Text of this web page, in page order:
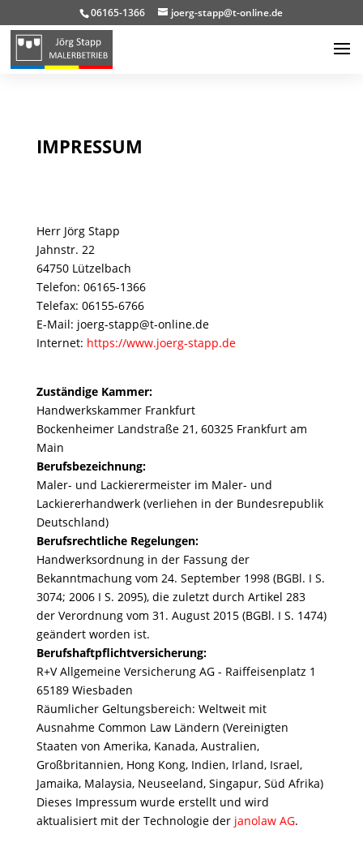
06165-1366 joerg-stapp@t-online.de
IMPRESSUM
Herr Jörg Stapp
Jahnstr. 22
64750 Lützelbach
Telefon: 06165-1366
Telefax: 06155-6766
E-Mail: joerg-stapp@t-online.de
Internet: https://www.joerg-stapp.de
Zuständige Kammer:
Handwerkskammer Frankfurt
Bockenheimer Landstraße 21, 60325 Frankfurt am
Main
Berufsbezeichnung:
Maler- und Lackierermeister im Maler- und
Lackiererhandwerk (verliehen in der Bundesrepublik
Deutschland)
Berufsrechtliche Regelungen:
Handwerksordnung in der Fassung der
Bekanntmachung vom 24. September 1998 (BGBl. I S.
3074; 2006 I S. 2095), die zuletzt durch Artikel 283
der Verordnung vom 31. August 2015 (BGBl. I S. 1474)
geändert worden ist.
Berufshaftpflichtversicherung:
R+V Allgemeine Versicherung AG - Raiffeisenplatz 1
65189 Wiesbaden
Räumlicher Geltungsbereich: Weltweit mit
Ausnahme Common Law Ländern (Vereinigten
Staaten von Amerika, Kanada, Australien,
Großbritannien, Hong Kong, Indien, Irland, Israel,
Jamaika, Malaysia, Neuseeland, Singapur, Süd Afrika)
Dieses Impressum wurde erstellt und wird
aktualisiert mit der Technologie der janolaw AG.